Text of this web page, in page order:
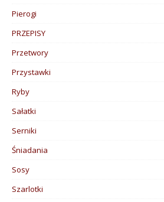
Pierogi
PRZEPISY
Przetwory
Przystawki
Ryby
Sałatki
Serniki
Śniadania
Sosy
Szarlotki